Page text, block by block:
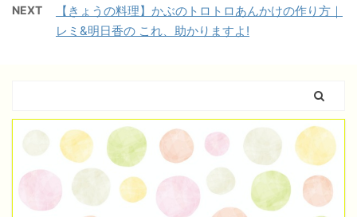
NEXT
【きょうの料理】かぶのトロトロあんかけの作り方｜
レミ&明日香の これ、助かりますよ!